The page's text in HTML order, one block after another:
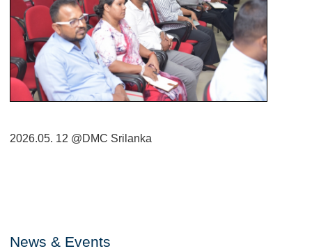
2026.05. 12 @DMC Srilanka
News & Events